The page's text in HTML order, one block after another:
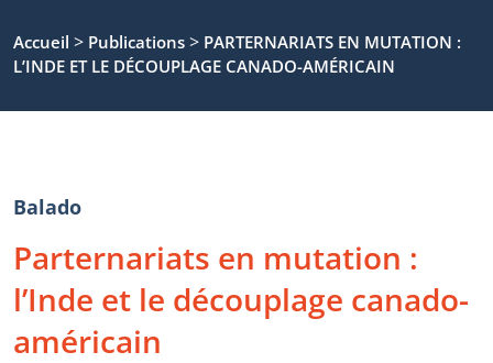
Accueil > Publications > PARTERNARIATS EN MUTATION :
L’INDE ET LE DÉCOUPLAGE CANADO-AMÉRICAIN
Balado
Parternariats en mutation :
l’Inde et le découplage canado-
américain